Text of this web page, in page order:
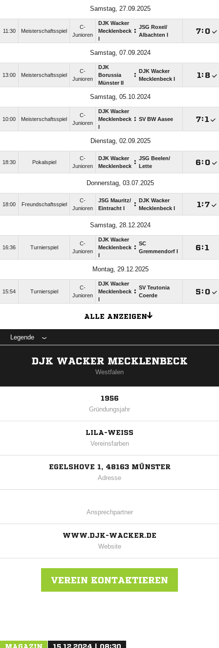
Samstag, 27.09.2025
11:30 Meisterschaftsspiel
C-
Junioren
DJK Wacker
Mecklenbeck : JSG Roxel/​
Albachten I
: 
Samstag, 07.09.2024
13:00 Meisterschaftsspiel
C-
Junioren
DJK
Borussia
Münster II
:
DJK Wacker
Mecklenbeck I
: 
Samstag, 05.10.2024
10:00 Meisterschaftsspiel
C-
Junioren
DJK Wacker
Mecklenbeck : SV BW Aasee :
Dienstag, 02.09.2025
18:30 Pokalspiel
C-
Junioren
DJK Wacker
Mecklenbeck : JSG Beelen/​
Lette
: 
Donnerstag, 03.07.2025
18:00 Freundschaftsspiel
C-
Junioren
JSG Mauritz/​
Eintracht I
:
DJK Wacker
Mecklenbeck I
:
Samstag, 28.12.2024
16:36 Turnierspiel
C-
Junioren
DJK Wacker
Mecklenbeck : SC
Gremmendorf I
:
Montag, 29.12.2025
15:54 Turnierspiel
C-
Junioren
DJK Wacker
Mecklenbeck : SV Teutonia
Coerde
: 
ALLE ANZEIGEN
Legende
DJK WACKER MECKLENBECK
Westfalen
1956
Gründungsjahr
LILA-WEISS
Vereinsfarben
EGELSHOVE 1, 48163 MÜNSTER
Adresse
Ansprechpartner
WWW.DJK-WACKER.DE
Website
VEREIN KONTAKTIEREN